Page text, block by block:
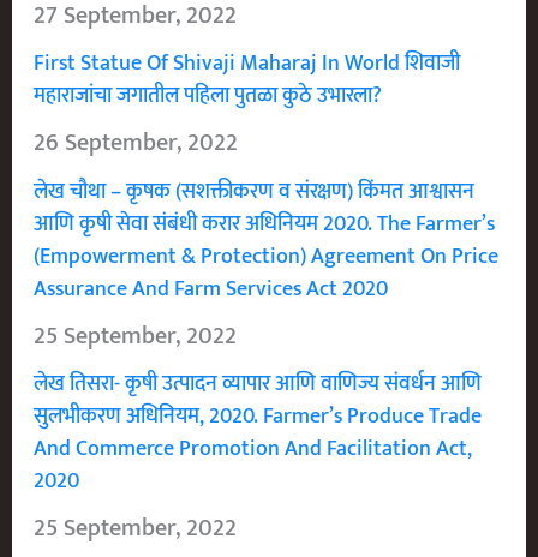
27 September, 2022
First Statue Of Shivaji Maharaj In World शिवाजी
महाराजांचा जगातील पहिला पुतळा कुठे उभारला?
26 September, 2022
लेख चौथा – कृषक (सशक्तीकरण व संरक्षण) किंमत आश्वासन
आणि कृषी सेवा संबंधी करार अधिनियम 2020. The Farmer’s
(Empowerment & Protection) Agreement On Price
Assurance And Farm Services Act 2020
25 September, 2022
लेख तिसरा- कृषी उत्पादन व्यापार आणि वाणिज्य संवर्धन आणि
सुलभीकरण अधिनियम, 2020. Farmer’s Produce Trade
And Commerce Promotion And Facilitation Act,
2020
25 September, 2022